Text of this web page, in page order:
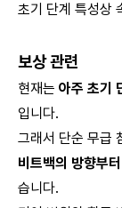
초기 단계 특성상
보상 관련
현재는 아주 초기
입니다.
그래서 단순 무급
비트백의 방향부
습니다.